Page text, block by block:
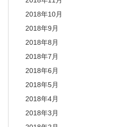
2018年10月
2018年9月
2018年8月
2018年7月
2018年6月
2018年5月
2018年4月
2018年3月